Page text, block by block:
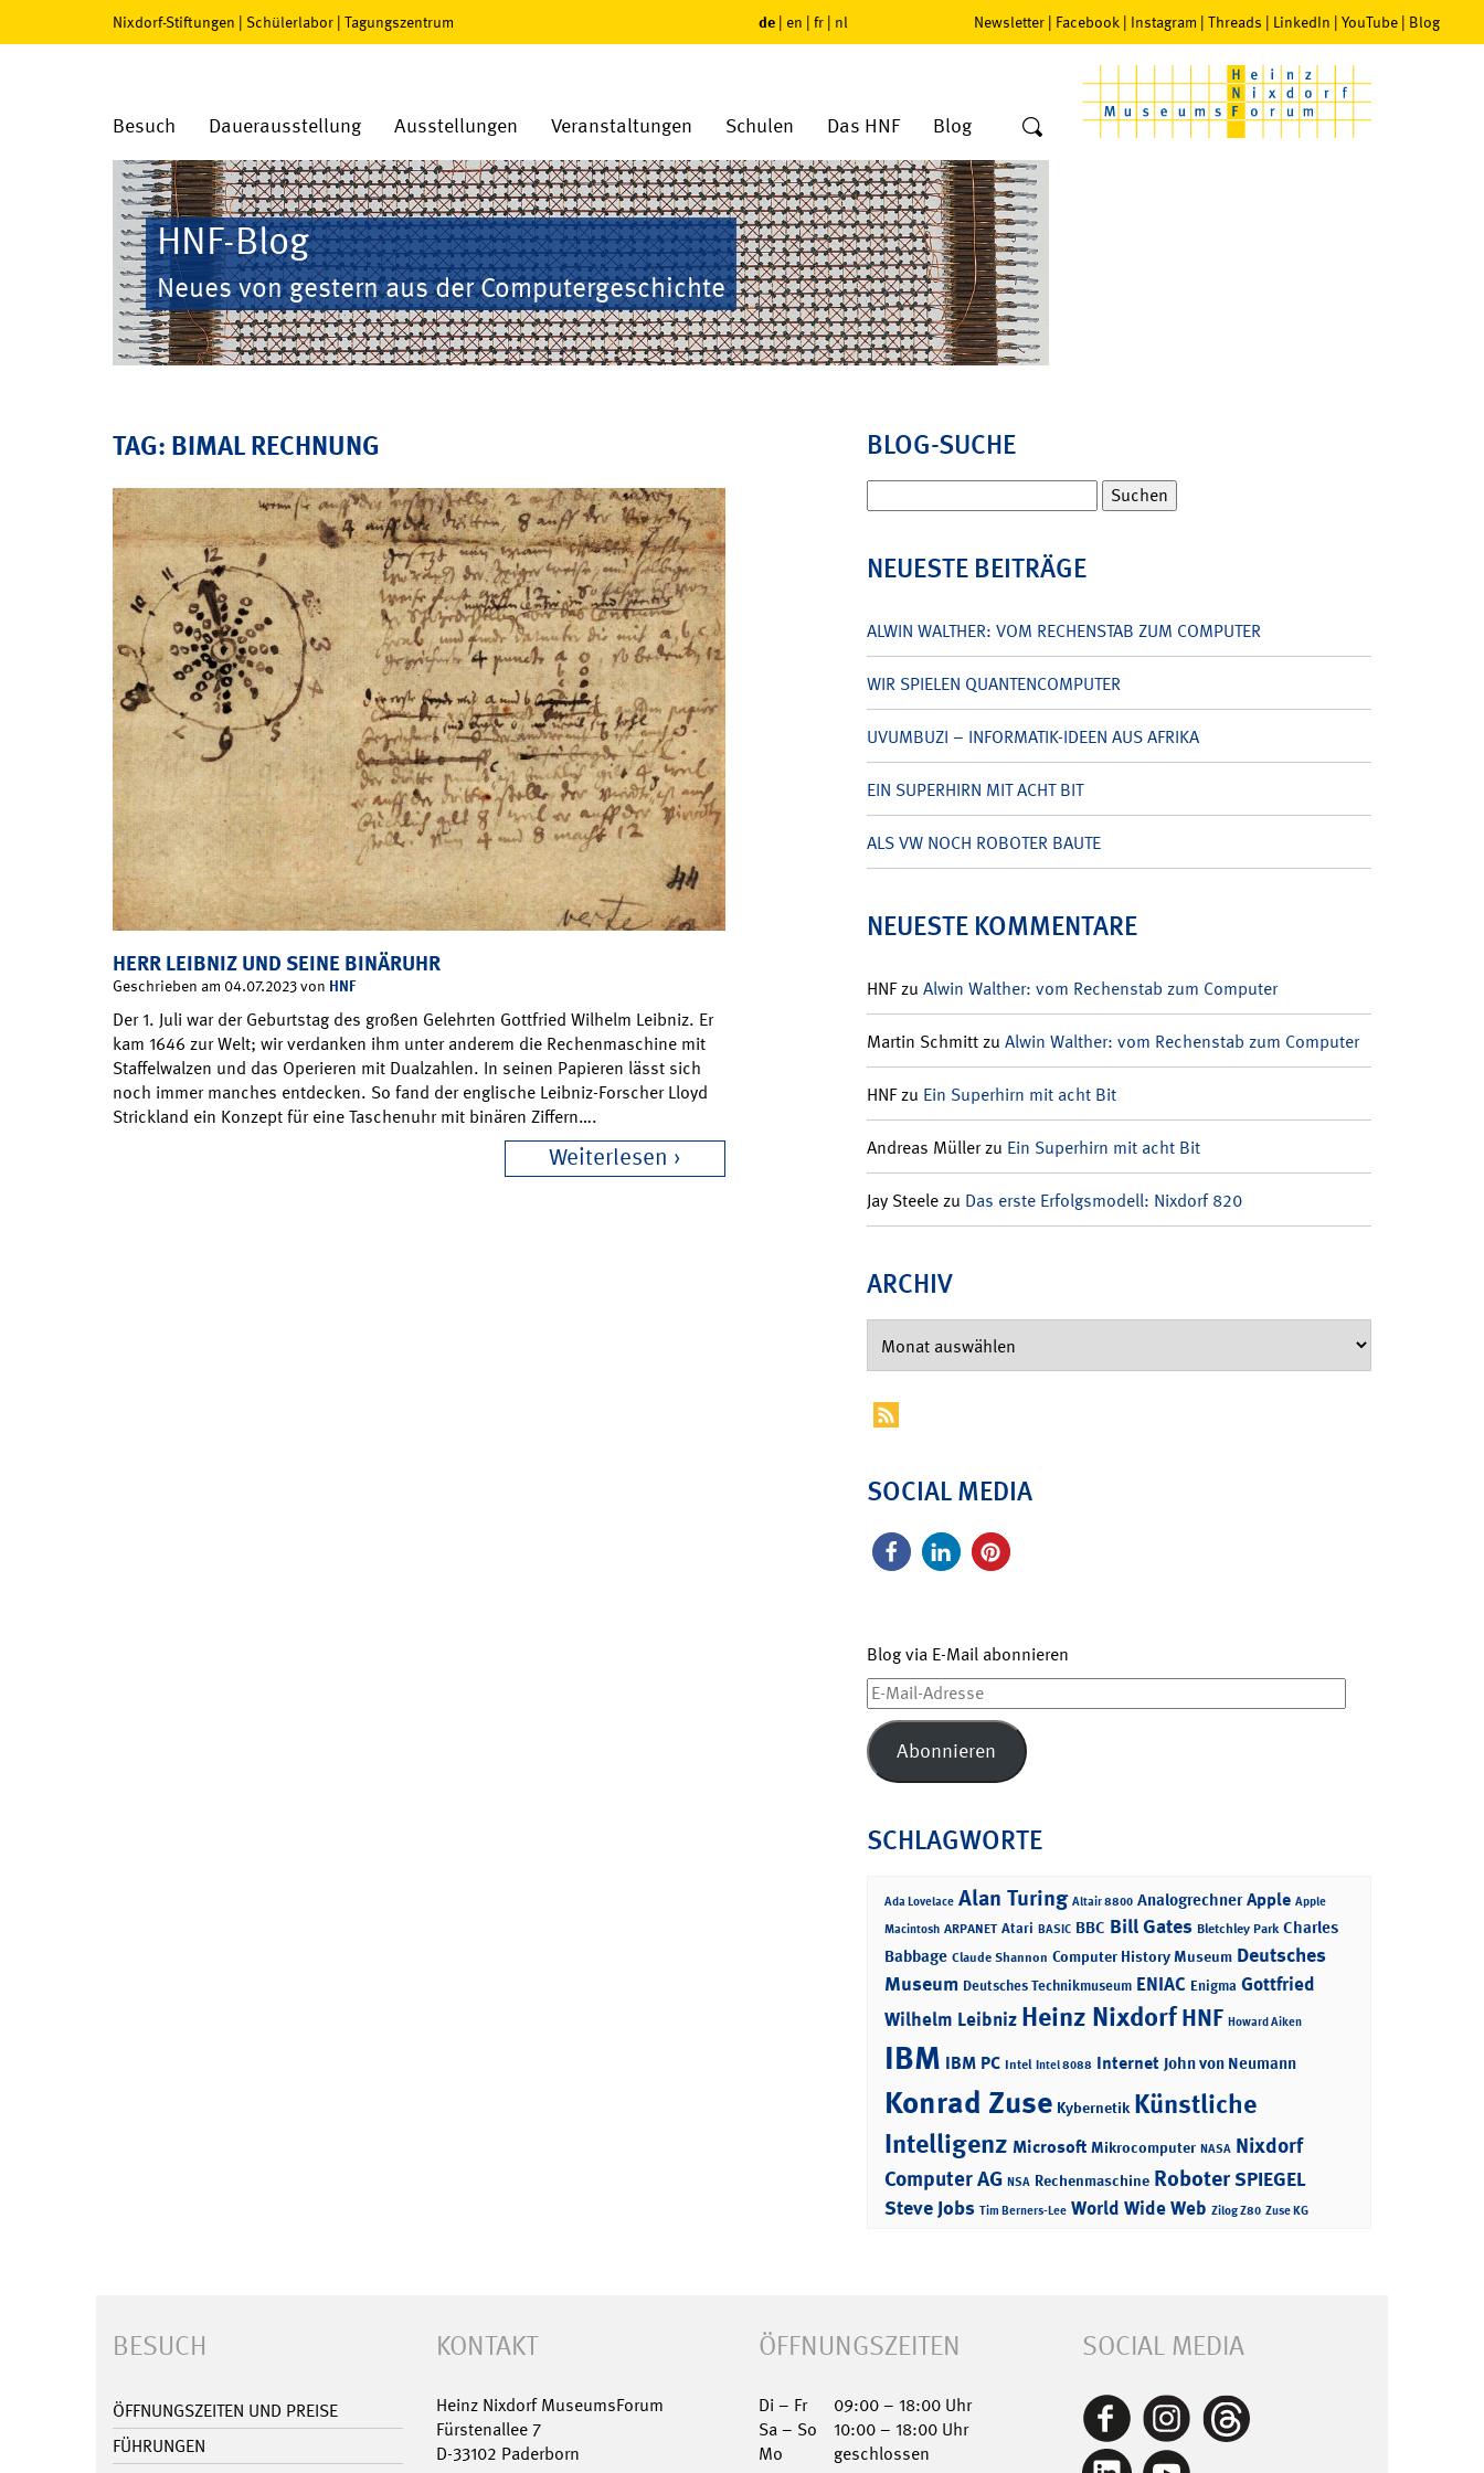
Nixdorf-Stiftungen | Schülerlabor | Tagungszentrum de | en | fr | nl Newsletter | Facebook | Instagram | Threads | LinkedIn | YouTube | Blog
Besuch Dauerausstellung Ausstellungen Veranstaltungen Schulen Das HNF Blog
HNF-Blog
Neues von gestern aus der Computergeschichte
TAG: BIMAL RECHNUNG
HERR LEIBNIZ UND SEINE BINÄRUHR
Geschrieben am 04.07.2023 von HNF
Der 1. Juli war der Geburtstag des großen Gelehrten Gottfried Wilhelm Leibniz. Er
kam 1646 zur Welt; wir verdanken ihm unter anderem die Rechenmaschine mit
Staffelwalzen und das Operieren mit Dualzahlen. In seinen Papieren lässt sich
noch immer manches entdecken. So fand der englische Leibniz-Forscher Lloyd
Strickland ein Konzept für eine Taschenuhr mit binären Ziffern….
Weiterlesen
BLOG-SUCHE
nach:
NEUESTE BEITRÄGE
ALWIN WALTHER: VOM RECHENSTAB ZUM COMPUTER
WIR SPIELEN QUANTENCOMPUTER
UVUMBUZI – INFORMATIK-IDEEN AUS AFRIKA
EIN SUPERHIRN MIT ACHT BIT
ALS VW NOCH ROBOTER BAUTE
NEUESTE KOMMENTARE
HNFzu Alwin Walther: vom Rechenstab zum Computer
Martin Schmittzu Alwin Walther: vom Rechenstab zum Computer
HNFzu Ein Superhirn mit acht Bit
Andreas Müllerzu Ein Superhirn mit acht Bit
Jay Steelezu Das erste Erfolgsmodell: Nixdorf 820
ARCHIV
SOCIAL MEDIA
Blog via E-Mail abonnieren
E-
Mail-
Adresse
Abonnieren
SCHLAGWORTE
Ada Lovelace Alan Turing Altair 8800 Analogrechner Apple Apple
Macintosh ARPANET Atari BASIC BBC Bill Gates Bletchley Park Charles
Babbage Claude Shannon Computer History Museum Deutsches
Museum Deutsches Technikmuseum ENIAC Enigma Gottfried
Wilhelm Leibniz Heinz NixdorfHNF Howard Aiken
IBM IBM PC Intel Intel 8088 Internet John von Neumann
Konrad Zuse Kybernetik Künstliche
Intelligenz Microsoft Mikrocomputer NASA Nixdorf
Computer AG NSA Rechenmaschine RoboterSPIEGEL
Steve Jobs Tim Berners-Lee World Wide Web Zilog Z80 Zuse KG
BESUCH
ÖFFNUNGSZEITEN UND PREISE
FÜHRUNGEN
KONTAKT
Heinz Nixdorf MuseumsForum
Fürstenallee 7
D-33102 Paderborn
ÖFFNUNGSZEITEN
Di – Fr
09:00 – 18:00 Uhr
Sa – So
10:00 – 18:00 Uhr
Mo
geschlossen
SOCIAL MEDIA